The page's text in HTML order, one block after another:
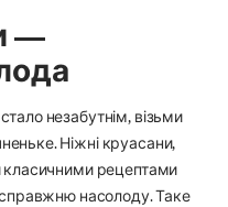
—
незабутнім, візьми
Ніжні круасани,
класичними рецептами
справжню насолоду. Таке